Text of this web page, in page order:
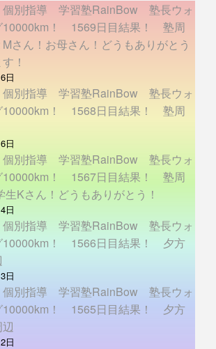
別指導 学習塾RainBow 塾長ウォ
10000km！ 1569日目結果！ 塾周
さん！お母さん！どうもありがとう
！
日
別指導 学習塾RainBow 塾長ウォ
10000km！ 1568日目結果！ 塾周
日
別指導 学習塾RainBow 塾長ウォ
10000km！ 1567日目結果！ 塾周
Kさん！どうもありがとう！
日
別指導 学習塾RainBow 塾長ウォ
10000km！ 1566日目結果！ 夕方
日
別指導 学習塾RainBow 塾長ウォ
10000km！ 1565日目結果！ 夕方
日